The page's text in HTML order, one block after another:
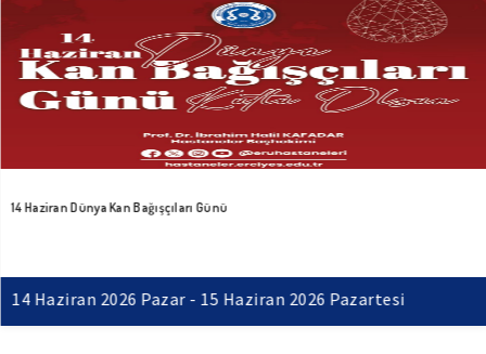
14 Haziran Dünya Kan Bağışçıları Günü
14 Haziran 2026 Pazar - 15 Haziran 2026 Pazartesi